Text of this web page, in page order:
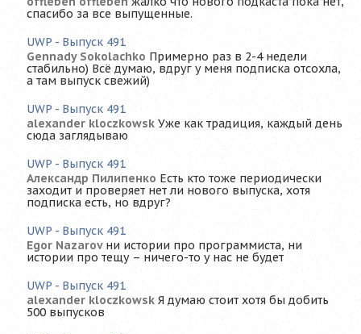
спасибо за все выпущенные.
UWP - Выпуск 491
Gennady Sokolachko Примерно раз в 2-4 недели
стабильно) Всё думаю, вдруг у меня подписка отсохла,
а там выпуск свежий)
UWP - Выпуск 491
alexander kloczkowsk Уже как традиция, каждый день
сюда заглядываю
UWP - Выпуск 491
Александр Пилипенко Есть кто тоже периодически
заходит и проверяет нет ли нового выпуска, хотя
подписка есть, но вдруг?
UWP - Выпуск 491
Egor Nazarov ни истории про программиста, ни
истории про тещу – ничего-то у нас не будет
UWP - Выпуск 491
alexander kloczkowsk Я думаю стоит хотя бы добить
500 выпусков